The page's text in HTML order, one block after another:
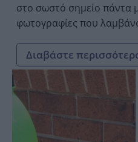
στο σωστό σημείο πάντα
φωτογραφίες που
Διαβάστε